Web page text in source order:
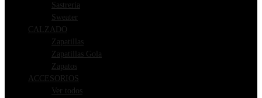
Sastrería
Sweater
CALZADO
Zapatillas
Zapatillas Gola
Zapatos
ACCESORIOS
Ver todos